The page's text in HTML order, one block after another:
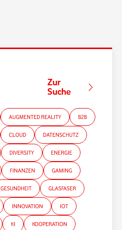
Zur
Suche
AUGMENTED REALITY B2B
CLOUD DATENSCHUTZ
DIVERSITY ENERGIE
FINANZEN GAMING
GESUNDHEIT GLASFASER
INNOVATION IOT
KI KOOPERATION